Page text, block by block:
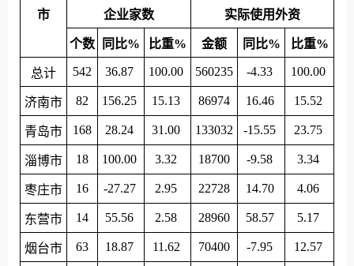
市 企业家数 实际使用外资
个数 同比% 比重% 金额 同比% 比重%
总计 542 36.87 100.00 560235 -4.33 100.00
济南市 82 156.25 15.13 86974 16.46 15.52
青岛市 168 28.24 31.00 133032 -15.55 23.75
淄博市 18 100.00 3.32 18700 -9.58 3.34
枣庄市 16 -27.27 2.95 22728 14.70 4.06
东营市 14 55.56 2.58 28960 58.57 5.17
烟台市 63 18.87 11.62 70400 -7.95 12.57